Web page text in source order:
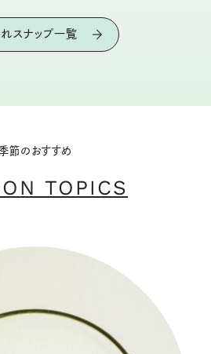
れスナップ一覧
節のおすすめ
TOPICS